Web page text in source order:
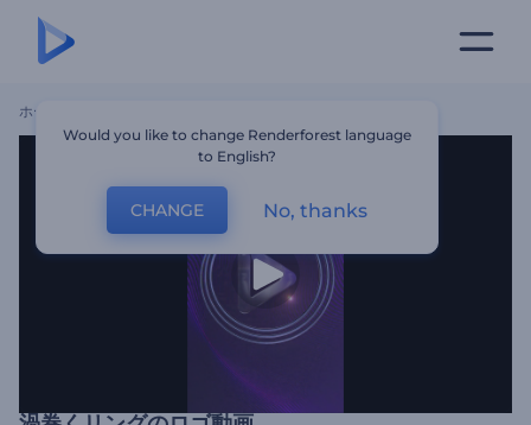
ホーム
Would you like to change Renderforest language
to English?
CHANGE No, thanks